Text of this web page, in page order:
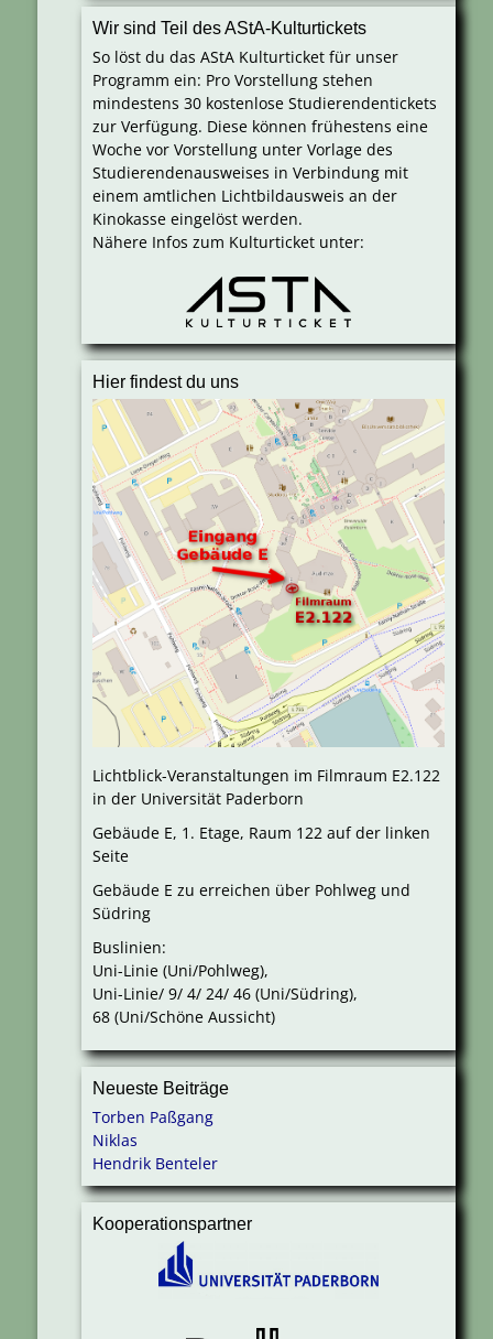
Wir sind Teil des AStA-Kulturtickets
So löst du das AStA Kulturticket für unser
Programm ein: Pro Vorstellung stehen
mindestens 30 kostenlose Studierendentickets
zur Verfügung. Diese können frühestens eine
Woche vor Vorstellung unter Vorlage des
Studierendenausweises in Verbindung mit
einem amtlichen Lichtbildausweis an der
Kinokasse eingelöst werden.
Nähere Infos zum Kulturticket unter:
Hier findest du uns
Lichtblick-Veranstaltungen im Filmraum E2.122
in der Universität Paderborn
Gebäude E, 1. Etage, Raum 122 auf der linken
Seite
Gebäude E zu erreichen über Pohlweg und
Südring
Buslinien:
Uni-Linie (Uni/Pohlweg),
Uni-Linie/ 9/ 4/ 24/ 46 (Uni/Südring),
68 (Uni/Schöne Aussicht)
Neueste Beiträge
Torben Paßgang
Niklas
Hendrik Benteler
Kooperationspartner